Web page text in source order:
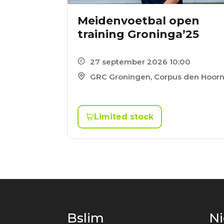
Meidenvoetbal open
training Groninga’25
27 september 2026 10:00
GRC Groningen, Corpus den Hoorn
Limited stock
Bslim